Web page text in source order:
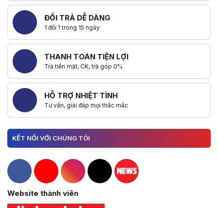
ĐỔI TRẢ DỄ DÀNG
1 đổi 1 trong 15 ngày
THANH TOÁN TIỆN LỢI
Trả tiền mặt, CK, trả góp 0%
HỖ TRỢ NHIỆT TÌNH
Tư vấn, giải đáp mọi thắc mắc
KẾT NỐI VỚI CHÚNG TÔI
Hacom Facebook
Hacom YouTube
Hacom Instagram
Hacom TikTok
Website thành viên